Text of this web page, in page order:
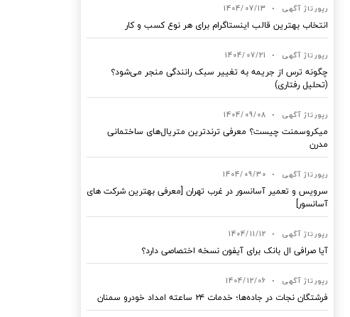
رپورتاژ آگهی •
1404/07/13
انتخاب بهترین قالب‌ اینستاگرام برای هر نوع کسب‌ و کار
رپورتاژ آگهی •
1404/07/21
چگونه ترس از جریمه به تغییر سبک رانندگی منجر می‌شود؟
(تحلیل رفتاری)
رپورتاژ آگهی •
1404/09/08
میکروسمنت چیست؟ معرفی ترندترین متریال‌های ساختمانی
مدرن
رپورتاژ آگهی •
1404/09/30
سرویس و تعمیر آسانسور در غرب تهران [معرفی بهترین شرکت های
آسانسور]
رپورتاژ آگهی •
1404/11/12
آیا صرافی ال بانک برای آیفون نسخه اختصاصی دارد؟
رپورتاژ آگهی •
1404/12/06
فرشتگان نجات در جاده‌ها؛ خدمات ۲۴ ساعته امداد خودرو سمنان